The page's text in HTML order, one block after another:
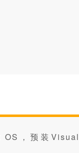
，预装Visual